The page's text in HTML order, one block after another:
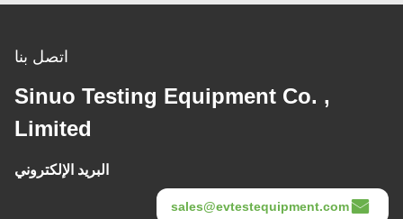
اتصل بنا
Sinuo Testing Equipment Co. ,
Limited
البريد الإلكتروني
sales@evtestequipment.com